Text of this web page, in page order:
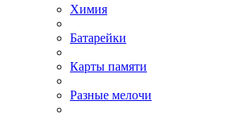
Химия
Батарейки
Карты памяти
Разные мелочи